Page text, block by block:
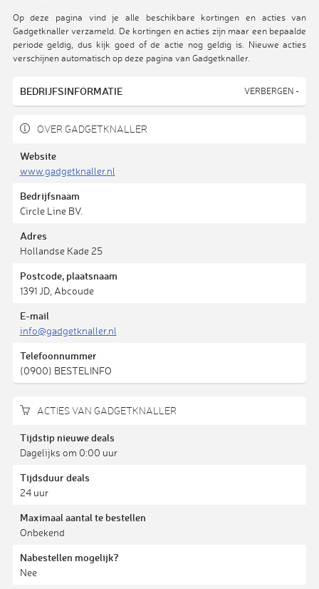
Op deze pagina vind je alle beschikbare kortingen en acties van
Gadgetknaller verzameld. De kortingen en acties zijn maar een bepaalde
periode geldig, dus kijk goed of de actie nog geldig is. Nieuwe acties
verschijnen automatisch op deze pagina van Gadgetknaller.
BEDRIJFSINFORMATIE VERBERGEN -
OVER GADGETKNALLER
Website
www.gadgetknaller.nl
Bedrijfsnaam
Circle Line BV.
Adres
Hollandse Kade 25
Postcode, plaatsnaam
1391 JD, Abcoude
E-mail
info@gadgetknaller.nl
Telefoonnummer
(0900) BESTELINFO
ACTIES VAN GADGETKNALLER
Tijdstip nieuwe deals
Dagelijks om 0:00 uur
Tijdsduur deals
24 uur
Maximaal aantal te bestellen
Onbekend
Nabestellen mogelijk?
Nee